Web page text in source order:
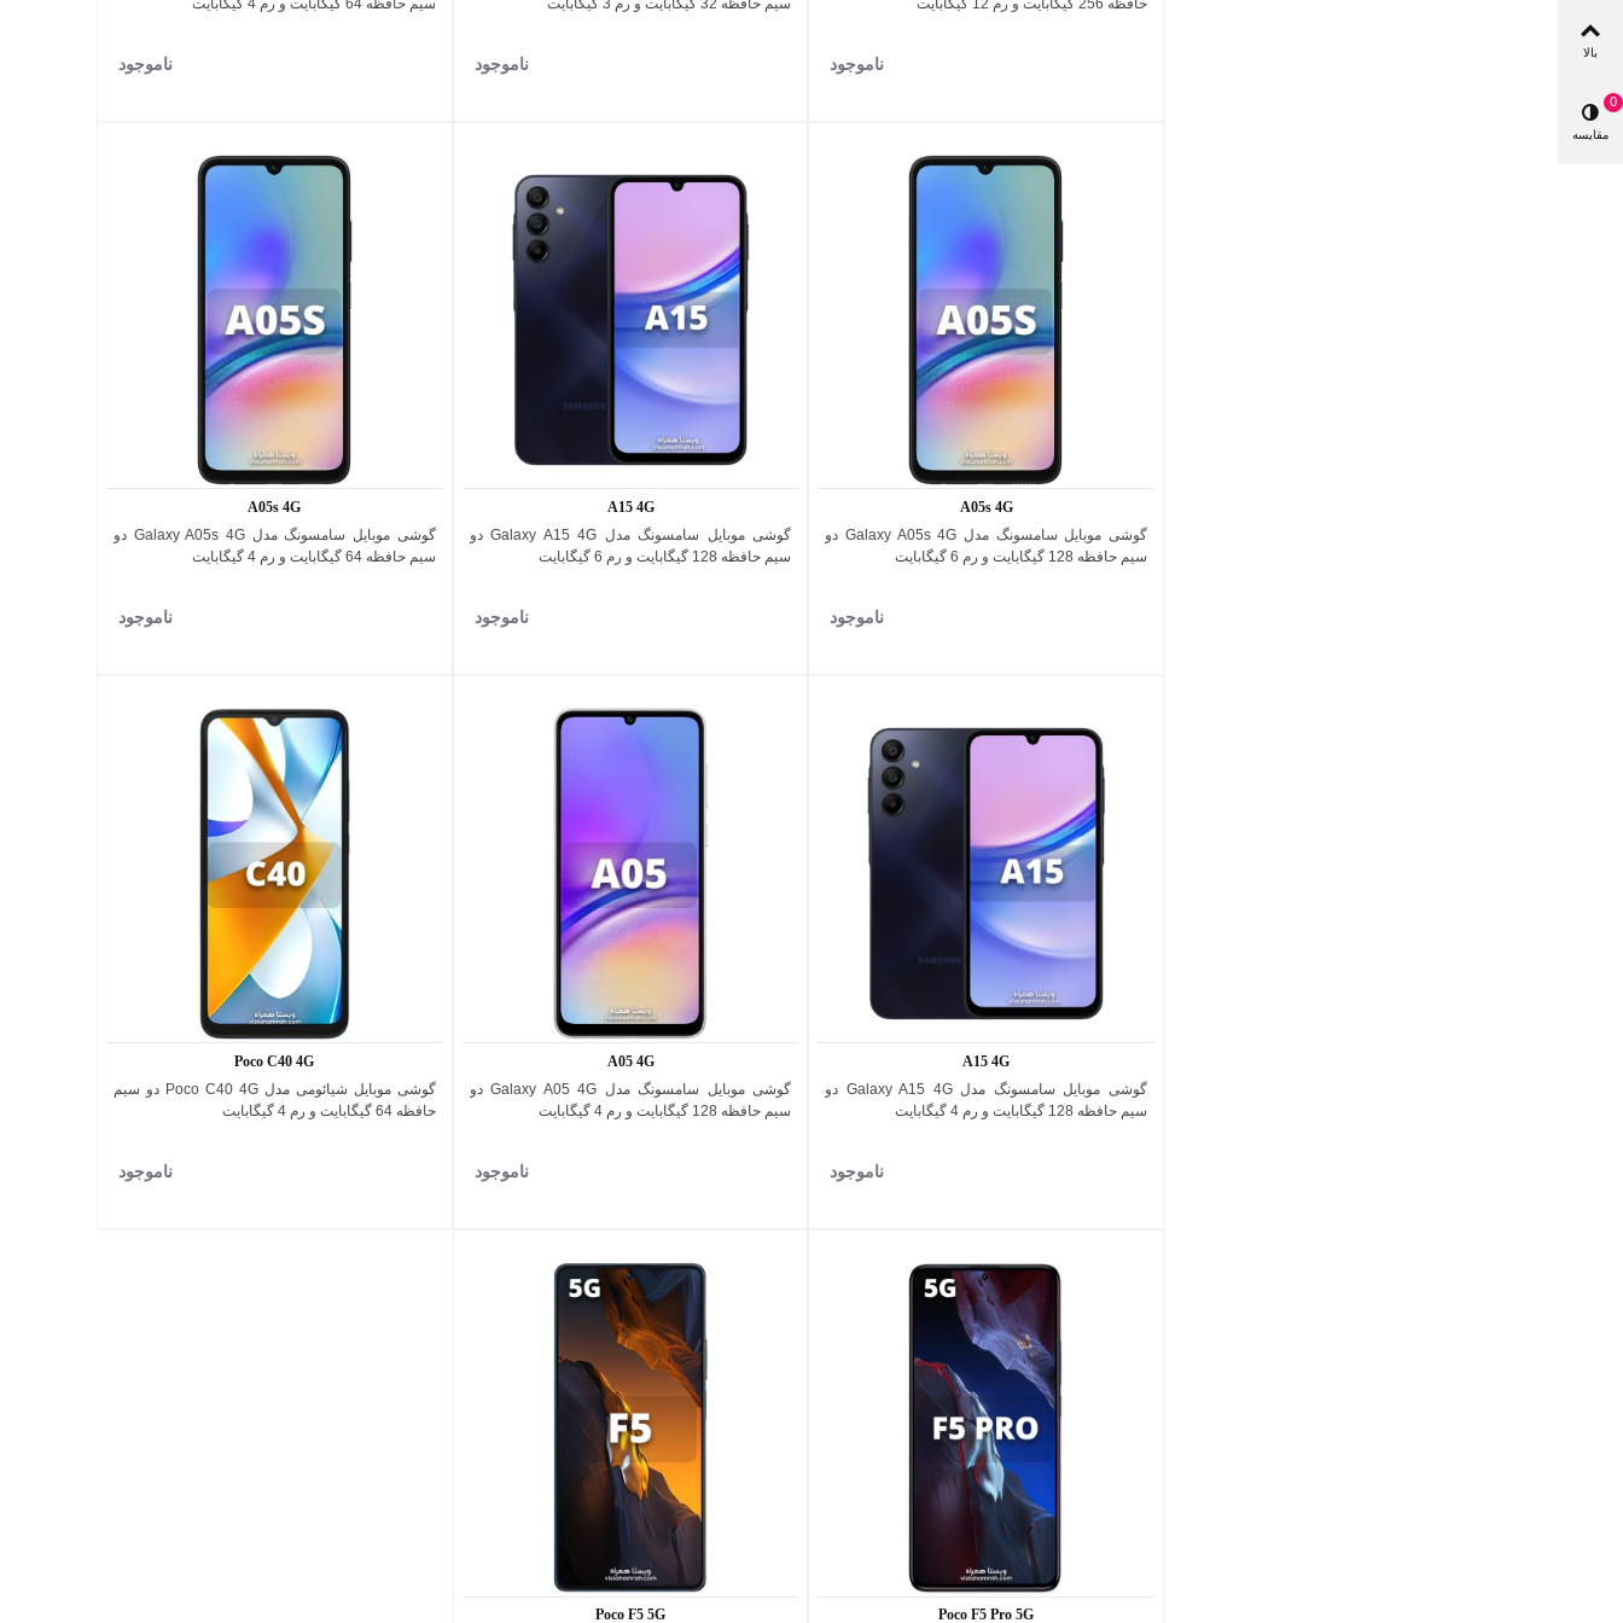
ناموجود ناموجود ناموجود
اضافه به مقایسه
A05s 4G
گوشی موبایل سامسونگ مدل Galaxy A05s 4G دو
سیم حافظه 128 گیگابایت و رم 6 گیگابایت
ناموجود
اضافه به مقایسه
A15 4G
گوشی موبایل سامسونگ مدل Galaxy A15 4G دو
سیم حافظه 128 گیگابایت و رم 6 گیگابایت
ناموجود
اضافه به مقایسه
A05s 4G
گوشی موبایل سامسونگ مدل Galaxy A05s 4G دو
سیم حافظه 64 گیگابایت و رم 4 گیگابایت
ناموجود
اضافه به مقایسه
A15 4G
گوشی موبایل سامسونگ مدل Galaxy A15 4G دو
سیم حافظه 128 گیگابایت و رم 4 گیگابایت
ناموجود
اضافه به مقایسه
A05 4G
گوشی موبایل سامسونگ مدل Galaxy A05 4G دو
سیم حافظه 128 گیگابایت و رم 4 گیگابایت
ناموجود
اضافه به مقایسه
Poco C40 4G
گوشی موبایل شیائومی مدل Poco C40 4G دو سیم
حافظه 64 گیگابایت و رم 4 گیگابایت
ناموجود
Poco F5 Pro 5G
Poco F5 5G
بالا
مقایسه
0